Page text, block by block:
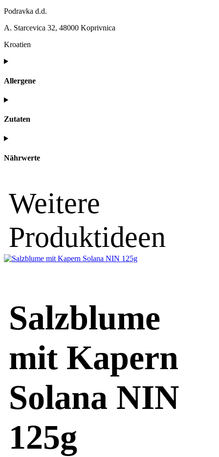
Podravka d.d.
A. Starcevica 32, 48000 Koprivnica
Kroatien
Allergene
Zutaten
Nährwerte
Weitere
Produktideen
Salzblume
mit Kapern
Solana NIN
125g